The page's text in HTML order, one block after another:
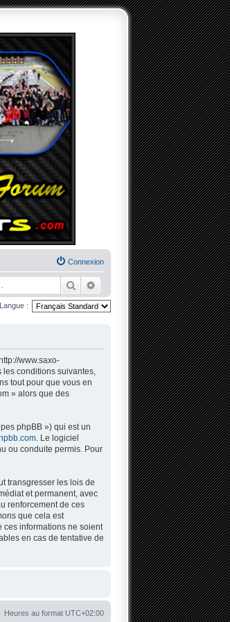
Connexion
RechercherRecherche avancée
Langue :
www.saxo-
conditions suivantes,
tout pour que vous en
» alors que des
phpBB ») qui est un
. Le logiciel
ou conduite permis. Pour
transgresser les lois de
et permanent, avec
renforcement de ces
que cela est
ces informations ne soient
en cas de tentative de
Heures au format UTC+02:00